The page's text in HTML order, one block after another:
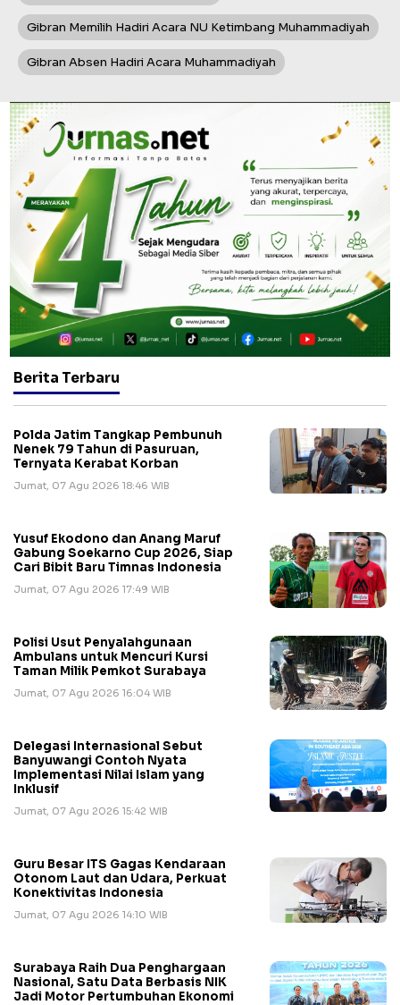
Gibran Memilih Hadiri Acara NU Ketimbang Muhammadiyah
Gibran Absen Hadiri Acara Muhammadiyah
Berita Terbaru
Polda Jatim Tangkap Pembunuh
Nenek 79 Tahun di Pasuruan,
Ternyata Kerabat Korban
Jumat, 07 Agu 2026 18:46 WIB
Yusuf Ekodono dan Anang Maruf
Gabung Soekarno Cup 2026, Siap
Cari Bibit Baru Timnas Indonesia
Jumat, 07 Agu 2026 17:49 WIB
Polisi Usut Penyalahgunaan
Ambulans untuk Mencuri Kursi
Taman Milik Pemkot Surabaya
Jumat, 07 Agu 2026 16:04 WIB
Delegasi Internasional Sebut
Banyuwangi Contoh Nyata
Implementasi Nilai Islam yang
Inklusif
Jumat, 07 Agu 2026 15:42 WIB
Guru Besar ITS Gagas Kendaraan
Otonom Laut dan Udara, Perkuat
Konektivitas Indonesia
Jumat, 07 Agu 2026 14:10 WIB
Surabaya Raih Dua Penghargaan
Nasional, Satu Data Berbasis NIK
Jadi Motor Pertumbuhan Ekonomi